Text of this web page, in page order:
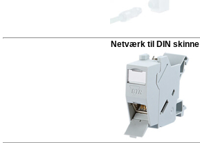
Netværk til DIN skinne